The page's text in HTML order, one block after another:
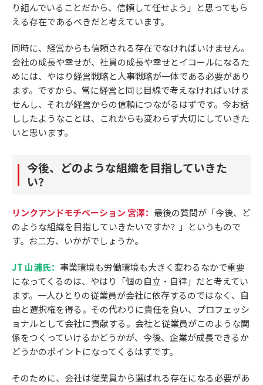
り組んでいることだから、信頼して任せよう」と思ってもら
える存在であるべきだと考えています。
同時に、経営からも信頼される存在でなければいけません。
会社の成長や幸せが、社員の成長や幸せとイコールになるた
めには、やはり経営戦略と人事戦略が一体である必要があり
ます。ですから、常に経営と同じ目線で考えなければいけま
せんし、それが経営からの信頼につながるはずです。今お話
ししたようなことは、これからも変わらず大切にしていきた
いと思います。
今後、どのような組織を目指していきた
い？
リンクアンドモチベーション 宮澤： 最後の質問が「今後、ど
のような組織を目指していきたいですか？」というもので
す。お二方、いかがでしょうか。
JT 山浦氏： 事業環境も労働環境も大きく変わるなかで重要
になってくるのは、やはり「個の自立・自律」だと考えてい
ます。一人ひとりの従業員が会社に依存するのではなく、自
由と選択権を得る。その代わりに責任を負い、プロフェッシ
ョナルとして会社に貢献する。会社と従業員がこのような関
係をつくっていけるかどうかが、今後、企業が成長できるか
どうかのポイントになってくるはずです。
そのために、会社は従業員から選ばれる存在になる必要があ